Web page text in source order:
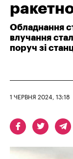
Обладнання
влучання
поруч зі
1 ЧЕРВНЯ 2024, 13:18